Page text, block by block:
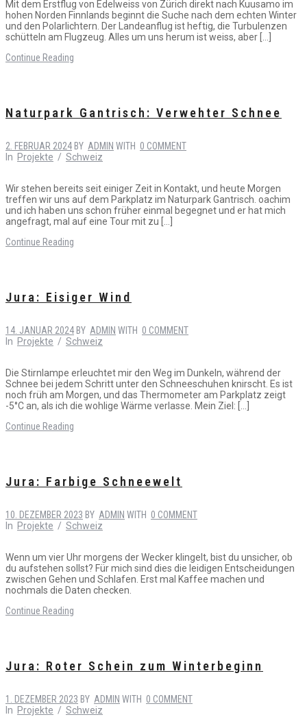
Mit dem Erstflug von Edelweiss von Zürich direkt nach Kuusamo im
hohen Norden Finnlands beginnt die Suche nach dem echten Winter
und den Polarlichtern. Der Landeanflug ist heftig, die Turbulenzen
schütteln am Flugzeug. Alles um uns herum ist weiss, aber […]
Continue Reading
Naturpark Gantrisch: Verwehter Schnee
2. FEBRUAR 2024 BY ADMIN WITH 0 COMMENT
In Projekte / Schweiz
Wir stehen bereits seit einiger Zeit in Kontakt, und heute Morgen
treffen wir uns auf dem Parkplatz im Naturpark Gantrisch. oachim
und ich haben uns schon früher einmal begegnet und er hat mich
angefragt, mal auf eine Tour mit zu […]
Continue Reading
Jura: Eisiger Wind
14. JANUAR 2024 BY ADMIN WITH 0 COMMENT
In Projekte / Schweiz
Die Stirnlampe erleuchtet mir den Weg im Dunkeln, während der
Schnee bei jedem Schritt unter den Schneeschuhen knirscht. Es ist
noch früh am Morgen, und das Thermometer am Parkplatz zeigt
-5°C an, als ich die wohlige Wärme verlasse. Mein Ziel: […]
Continue Reading
Jura: Farbige Schneewelt
10. DEZEMBER 2023 BY ADMIN WITH 0 COMMENT
In Projekte / Schweiz
Wenn um vier Uhr morgens der Wecker klingelt, bist du unsicher, ob
du aufstehen sollst? Für mich sind dies die leidigen Entscheidungen
zwischen Gehen und Schlafen. Erst mal Kaffee machen und
nochmals die Daten checken.
Continue Reading
Jura: Roter Schein zum Winterbeginn
1. DEZEMBER 2023 BY ADMIN WITH 0 COMMENT
In Projekte / Schweiz